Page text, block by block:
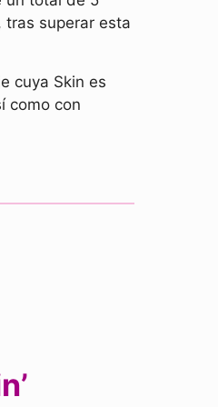
tras superar esta
cuya Skin es
como con